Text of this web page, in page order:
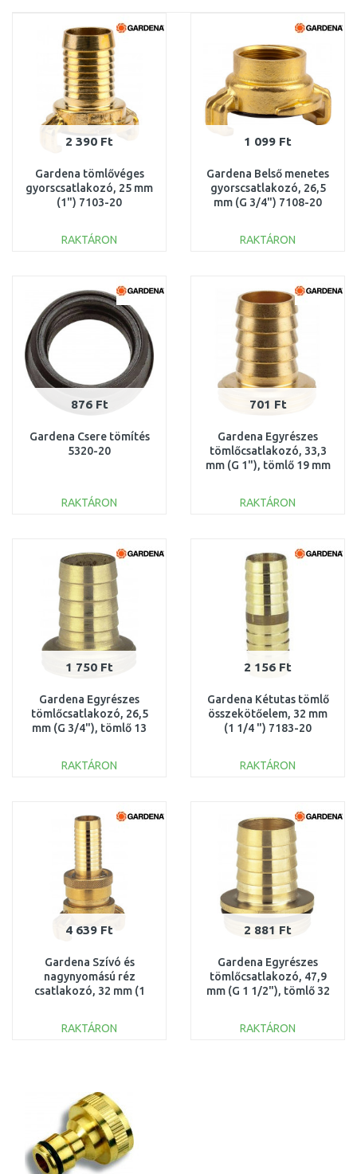
2 390 Ft
Gardena tömlővéges
gyorscsatlakozó, 25 mm
(1") 7103-20
RAKTÁRON
Összehasonlítás
1 099 Ft
Gardena Belső menetes
gyorscsatlakozó, 26,5
mm (G 3/4") 7108-20
RAKTÁRON
Összehasonlítás
876 Ft
Gardena Csere tömítés
5320-20
RAKTÁRON
Összehasonlítás
701 Ft
Gardena Egyrészes
tömlőcsatlakozó, 33,3
mm (G 1"), tömlő 19 mm
RAKTÁRON
Összehasonlítás
1 750 Ft
Gardena Egyrészes
tömlőcsatlakozó, 26,5
mm (G 3/4"), tömlő 13
RAKTÁRON
Összehasonlítás
2 156 Ft
Gardena Kétutas tömlő
összekötőelem, 32 mm
(1 1/4 ") 7183-20
RAKTÁRON
Összehasonlítás
4 639 Ft
Gardena Szívó és
nagynyomású réz
csatlakozó, 32 mm (1
RAKTÁRON
2 881 Ft
Gardena Egyrészes
tömlőcsatlakozó, 47,9
mm (G 1 1/2"), tömlő 32
RAKTÁRON